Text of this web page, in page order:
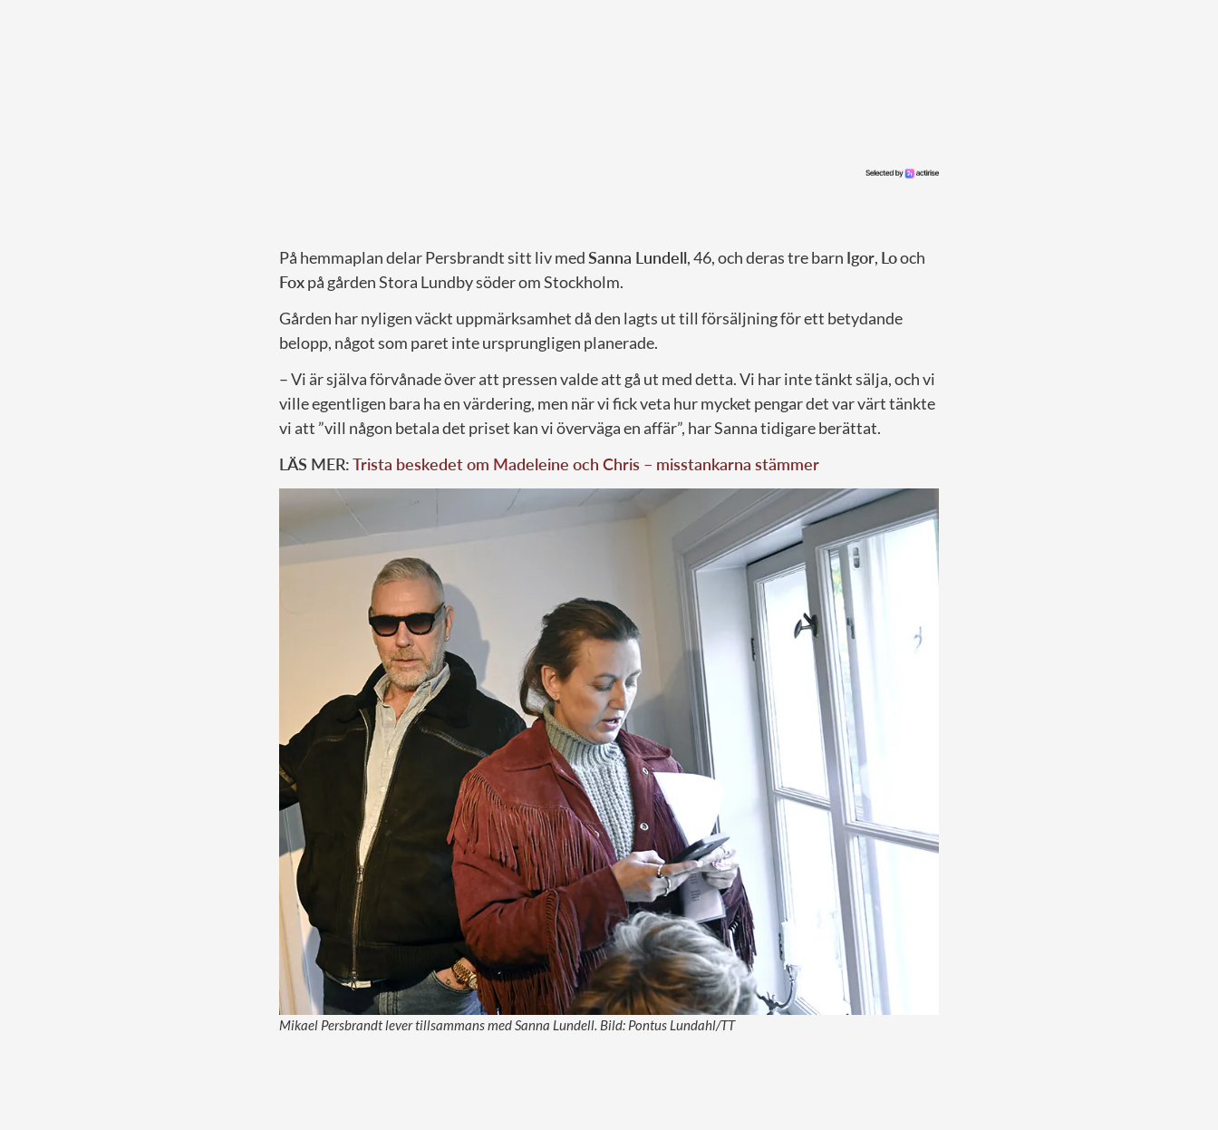
På hemmaplan delar Persbrandt sitt liv medSanna Lundell, 46, och deras tre barn Igor, Looch
Foxpå gården Stora Lundby söder om Stockholm.
Gården har nyligen väckt uppmärksamhet då den lagts ut till försäljning för ett betydande
belopp, något som paret inte ursprungligen planerade.
– Vi är själva förvånade över att pressen valde att gå ut med detta. Vi har inte tänkt sälja, och vi
ville egentligen bara ha en värdering, men när vi fick veta hur mycket pengar det var värt tänkte
vi att ”vill någon betala det priset kan vi överväga en affär”, har Sanna tidigare berättat.
LÄS MER:Trista beskedet om Madeleine och Chris – misstankarna stämmer
Mikael Persbrandt lever tillsammans med Sanna Lundell. Bild: Pontus Lundahl/TT